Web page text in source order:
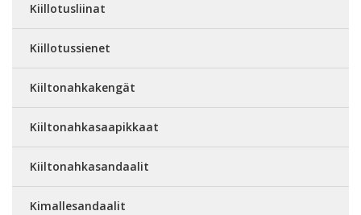
Kiillotusliinat
Kiillotussienet
Kiiltonahkakengät
Kiiltonahkasaapikkaat
Kiiltonahkasandaalit
Kimallesandaalit